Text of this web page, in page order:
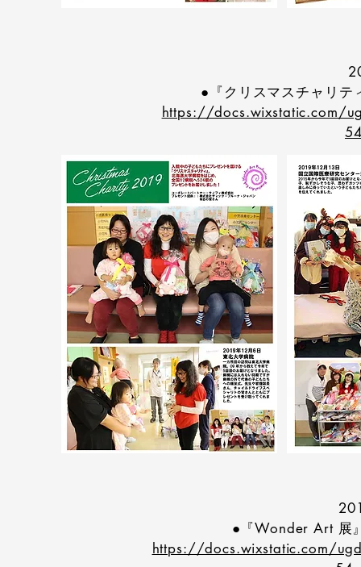
●『クリスマスチャリ
https://docs.wixstatic.com/
●『Wonder Art 展
https://docs.wixstatic.com/